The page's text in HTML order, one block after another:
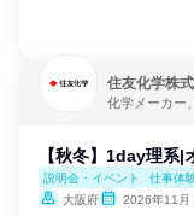
住友化学株
化学メーカー
【秋冬】1day理系|
説明会・イベント
仕事体
大阪府
2026年11月